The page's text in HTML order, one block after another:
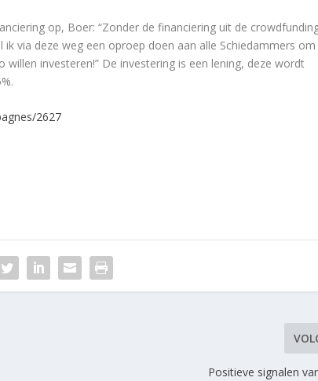
op, Boer: “Zonder de financiering uit de
via deze weg een oproep doen aan alle Schiedammers om
investeren!” De investering is een lening, deze wordt
2627
Positieve signalen